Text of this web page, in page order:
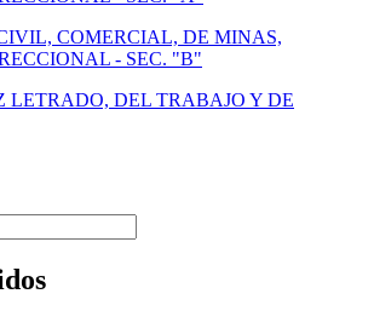
COMERCIAL, DE MINAS,
- SEC. "B"
LETRADO, DEL TRABAJO Y DE